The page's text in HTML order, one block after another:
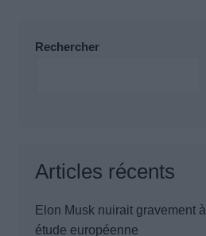
Rechercher
Articles récents
Elon Musk nuirait gravement
étude européenne